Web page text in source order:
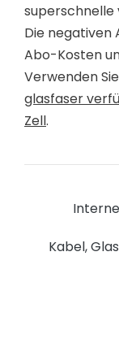
superschnelle
Die negativen
Abo-Kosten
Verwenden
glasfaser
Zell.
Kabel,